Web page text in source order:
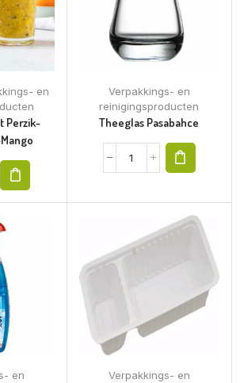
en
Perzik-
Verpakkings- en
reinigingsproducten
Theeglas Pasabahce
en
Verpakkings- en